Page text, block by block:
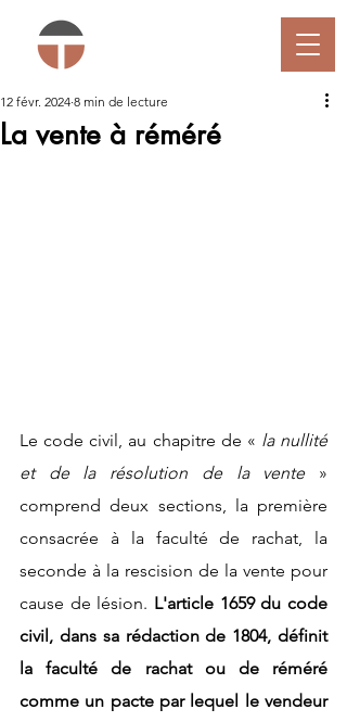
La vente à réméré
12 févr. 2024 8 min de lecture
Le code civil, au chapitre de « la nullité
et de la résolution de la vente »
comprend deux sections, la première
consacrée à la faculté de rachat, la
seconde à la rescision de la vente pour
cause de lésion. L'article 1659 du code
civil, dans sa rédaction de 1804, définit
la faculté de rachat ou de réméré
comme un pacte par lequel le vendeur